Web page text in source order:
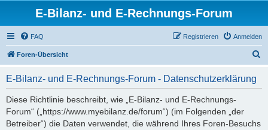
E-Bilanz- und E-Rechnungs-Forum
FAQ Anmelden
Registrieren
Foren-Übersicht
E-Bilanz- und E-Rechnungs-Forum - Datenschutzerklärung
Diese Richtlinie beschreibt, wie „E-Bilanz- und E-Rechnungs-
Forum“ („https://www.myebilanz.de/forum“) (im Folgenden „der
Betreiber“) die Daten verwendet, die während Ihres Foren-Besuchs